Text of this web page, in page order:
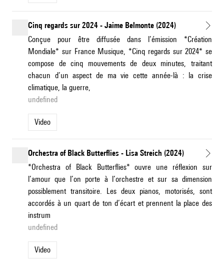
Cinq regards sur 2024 - Jaime Belmonte (2024)
Conçue pour être diffusée dans l’émission *Création
Mondiale* sur France Musique, *Cinq regards sur 2024* se
compose de cinq mouvements de deux minutes, traitant
chacun d’un aspect de ma vie cette année-là : la crise
climatique, la guerre,
undefined
Video
Orchestra of Black Butterflies - Lisa Streich (2024)
*Orchestra of Black Butterflies* ouvre une réflexion sur
l’amour que l’on porte à l’orchestre et sur sa dimension
possiblement transitoire. Les deux pianos, motorisés, sont
accordés à un quart de ton d’écart et prennent la place des
instrum
undefined
Video